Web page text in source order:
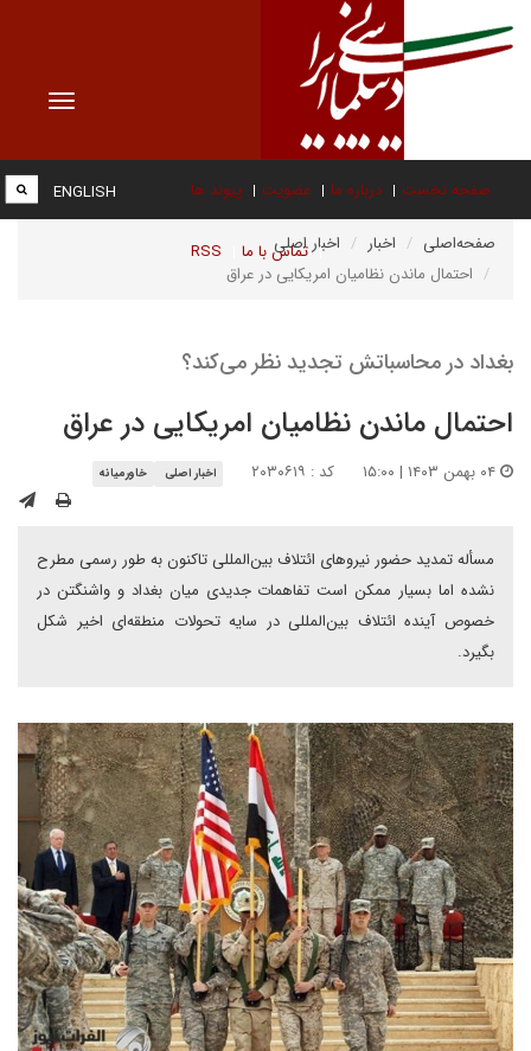
Toggle
صفحه نخست درباره ما عضویت پیوند ها
تماس با ما RSS
ENGLISH
صفحه‌اصلی اخبار
اخبار اصلی
احتمال ماندن نظامیان امریکایی در عراق
بغداد در محاسباتش تجدید نظر می‌کند؟
احتمال ماندن نظامیان امریکایی در عراق
کد : ۲۰۳۰۶۱۹ اخبار اصلی خاورمیانه
مسأله تمدید حضور نیروهای ائتلاف بین‌المللی تاکنون به طور رسمی مطرح
نشده اما بسیار ممکن است تفاهمات جدیدی میان بغداد و واشنگتن در
خصوص آینده ائتلاف بین‌المللی در سایه تحولات منطقه‌ای اخیر شکل
بگیرد.